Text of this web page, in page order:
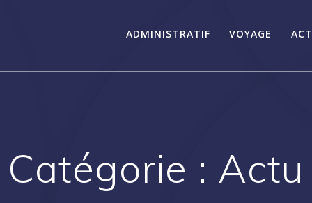
ADMINISTRATIF VOYAGE
Catégorie : Actu